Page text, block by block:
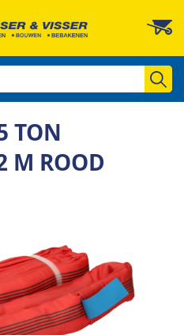
TON
M ROOD